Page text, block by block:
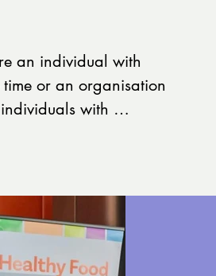
to make it possible
activities including
and cars in order to
engagement, and
an individual with
or an organisation
with
would
support. To find out
opportunities,